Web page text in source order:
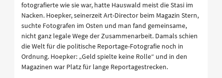
fotografierte wie sie war, hatte Hauswald meist die Stasi im
Nacken. Hoepker, seinerzeit Art-Director beim Magazin Stern,
suchte Fotografen im Osten und man fand gemeinsame,
nicht ganz legale Wege der Zusammenarbeit. Damals schien
die Welt für die politische Reportage-Fotografie noch in
Ordnung. Hoepker: „Geld spielte keine Rolle“ und in den
Magazinen war Platz für lange Reportagestrecken.